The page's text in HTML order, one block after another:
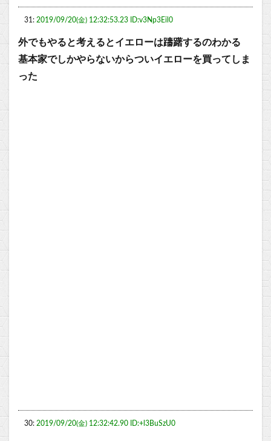
31: 2019/09/20(金) 12:32:53.23 ID:v3Np3Eil0
外でもやると考えるとイエローは躊躇するのわかる
基本家でしかやらないからついイエローを買ってしま
った
30: 2019/09/20(金) 12:32:42.90 ID:+l3BuSzU0